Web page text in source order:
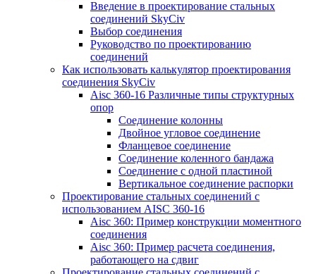
Введение в проектирование стальных
соединений SkyCiv
Выбор соединения
Руководство по проектированию
соединений
Как использовать калькулятор проектирования
соединения SkyCiv
Aisc 360-16 Различные типы структурных
опор
Соединение колонны
Двойное угловое соединение
Фланцевое соединение
Соединение коленного бандажа
Соединение с одной пластиной
Вертикальное соединение распорки
Проектирование стальных соединений с
использованием AISC 360-16
Aisc 360: Пример конструкции моментного
соединения
Aisc 360: Пример расчета соединения,
работающего на сдвиг